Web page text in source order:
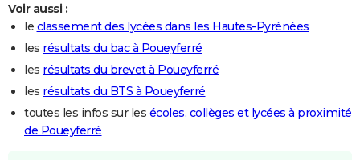
Voir aussi :
le classement des lycées dans les Hautes-Pyrénées
les résultats du bac à Poueyferré
les résultats du brevet à Poueyferré
les résultats du BTS à Poueyferré
toutes les infos sur les écoles, collèges et lycées à proximité
de Poueyferré